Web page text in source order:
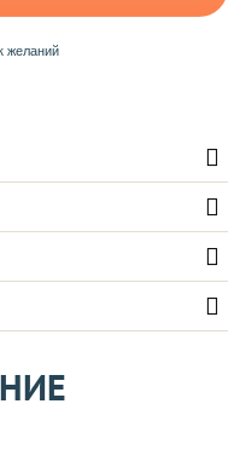
желаний